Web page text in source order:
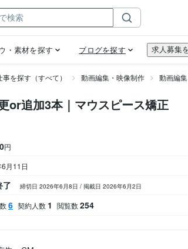
を探す（すべて） 動画編集・映像制作 動画編集
or追加3本｜マウスピース矯正
円
月11日
了 締切日 2026年6月8日 / 掲載日 2026年6月2日
6 契約人数 1 閲覧数254